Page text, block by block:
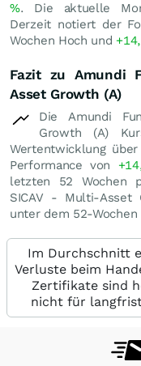
%. Die aktuelle
Derzeit notiert der
Wochen Hoch und
Fazit zu Amundi
Asset Growth (A)
Die Amundi
Growth (A)
Wertentwicklung
Performance von
letzten 52 Wochen
SICAV - Multi-Asset
unter dem 52-Wochen
Im Durchschnitt
Verluste beim
Zertifikate sind
nicht für